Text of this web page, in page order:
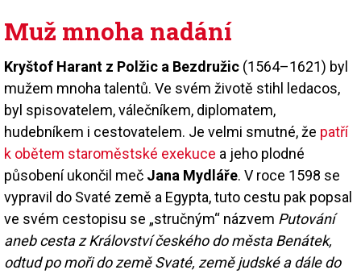
Muž mnoha nadání
Kryštof Harant z Polžic a Bezdružic (1564–1621) byl
mužem mnoha talentů. Ve svém životě stihl ledacos,
byl spisovatelem, válečníkem, diplomatem,
hudebníkem i cestovatelem. Je velmi smutné, že patří
k obětem staroměstské exekuce a jeho plodné
působení ukončil meč Jana Mydláře. V roce 1598 se
vypravil do Svaté země a Egypta, tuto cestu pak popsal
ve svém cestopisu se „stručným“ názvem Putování
aneb cesta z Království českého do města Benátek,
odtud po moři do země Svaté, země judské a dále do